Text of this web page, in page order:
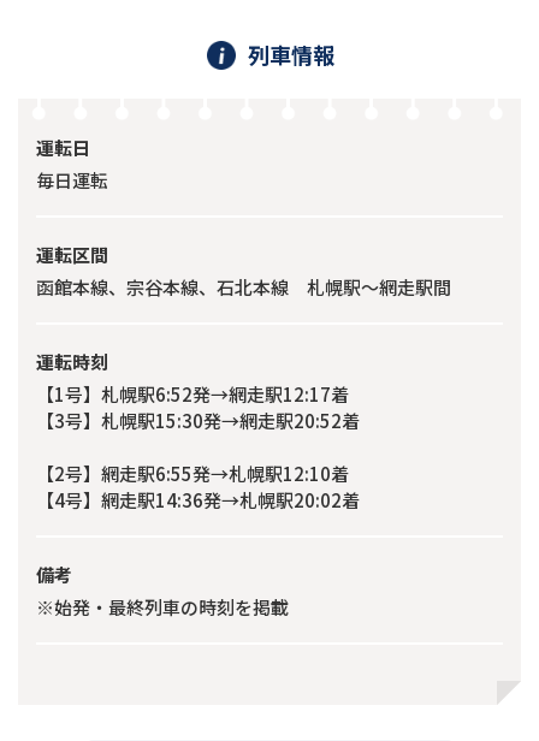
列車情報
運転日
毎日運転
運転区間
函館本線、宗谷本線、石北本線 札幌駅〜網走駅間
運転時刻
【1号】札幌駅6:52発→網走駅12:17着
【3号】札幌駅15:30発→網走駅20:52着
【2号】網走駅6:55発→札幌駅12:10着
【4号】網走駅14:36発→札幌駅20:02着
備考
※始発・最終列車の時刻を掲載